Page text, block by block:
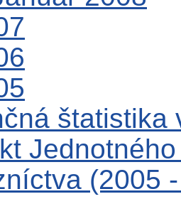
štatistika
(2005